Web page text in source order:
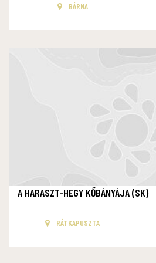
BÁRNA
A HARASZT-HEGY KŐBÁNYÁJA (SK)
RÁTKAPUSZTA